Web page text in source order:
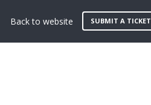
Back to website SUBMIT A TICKET